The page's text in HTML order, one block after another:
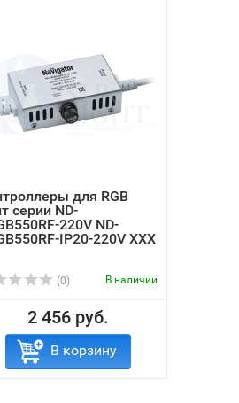
для RGB
серии ND-
220V ND-
IP20-220V XXX
(0) В наличии
2 456 руб.
В корзину